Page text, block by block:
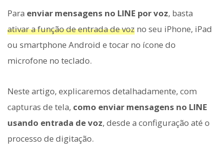
Para enviar mensagens no LINE por voz, basta
ativar a função de entrada de voz no seu iPhone, iPad
ou smartphone Android e tocar no ícone do
microfone no teclado.
Neste artigo, explicaremos detalhadamente, com
capturas de tela, como enviar mensagens no LINE
usando entrada de voz, desde a configuração até o
processo de digitação.